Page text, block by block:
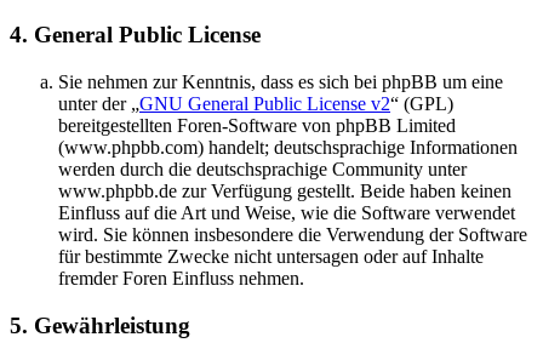
4. General Public License
Sie nehmen zur Kenntnis, dass es sich bei phpBB um eine
unter der „GNU General Public License v2“ (GPL)
bereitgestellten Foren-Software von phpBB Limited
(www.phpbb.com) handelt; deutschsprachige Informationen
werden durch die deutschsprachige Community unter
www.phpbb.de zur Verfügung gestellt. Beide haben keinen
Einfluss auf die Art und Weise, wie die Software verwendet
wird. Sie können insbesondere die Verwendung der Software
für bestimmte Zwecke nicht untersagen oder auf Inhalte
fremder Foren Einfluss nehmen.
5. Gewährleistung